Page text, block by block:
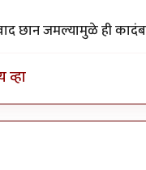
छान जमल्यामुळे ही